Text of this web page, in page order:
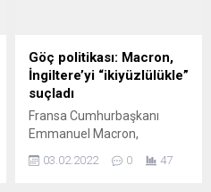
Göç politikası: Macron,
İngiltere’yi “ikiyüzlülükle”
suçladı
Fransa Cumhurbaşkanı
Emmanuel Macron,
ikiyüzlülükle yöneten 1980’li
03.02.2022 0 47